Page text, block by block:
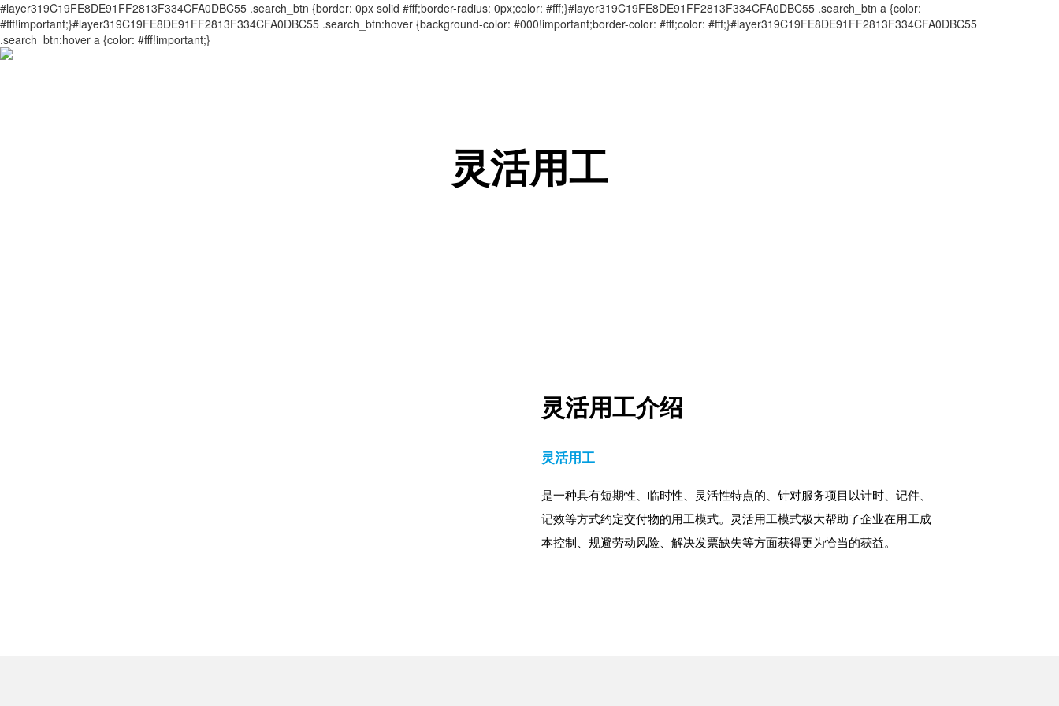
#layer319C19FE8DE91FF2813F334CFA0DBC55 .search_btn {border: 0px solid #fff;border-radius: 0px;color: #fff;}#layer319C19FE8DE91FF2813F334CFA0DBC55 .search_btn a {color:
#fff!important;}#layer319C19FE8DE91FF2813F334CFA0DBC55 .search_btn:hover {background-color: #000!important;border-color: #fff;color: #fff;}#layer319C19FE8DE91FF2813F334CFA0DBC55
.search_btn:hover a {color: #fff!important;}
灵活用工
灵活用工介绍
灵活用工
是一种具有短期性、临时性、灵活性特点的、针对服务项目以计时、记件、
记效等方式约定交付物的用工模式。灵活用工模式极大帮助了企业在用工成
本控制、规避劳动风险、解决发票缺失等方面获得更为恰当的获益。